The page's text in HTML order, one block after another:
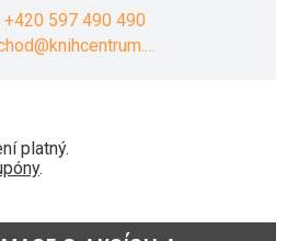
+420 597 490 490
platný.
.